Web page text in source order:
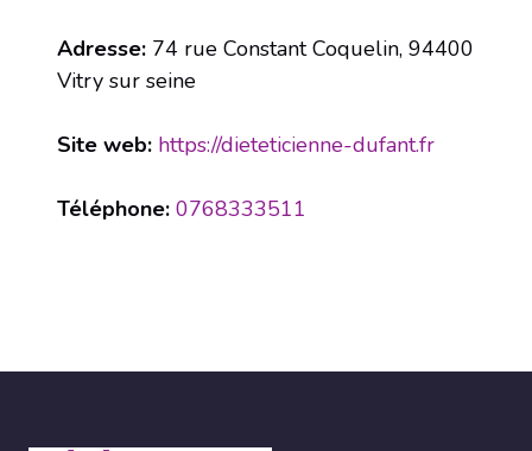
Adresse: 74 rue Constant Coquelin, 94400
Vitry sur seine
Site web: https://dieteticienne-dufant.fr
Téléphone: 0768333511